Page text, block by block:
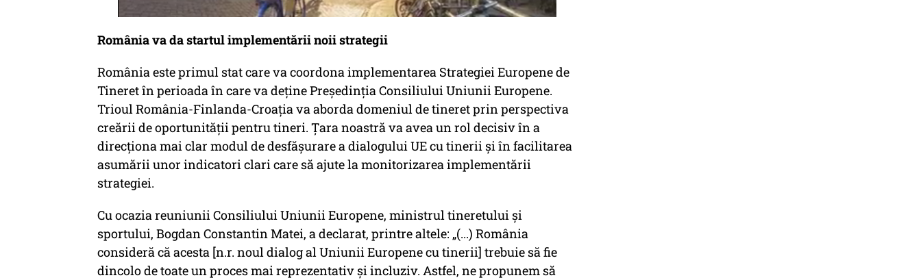
România va da startul implementării noii strategii
România este primul stat care va coordona implementarea Strategiei Europene de
Tineret în perioada în care va deține Președinția Consiliului Uniunii Europene.
Trioul România-Finlanda-Croația va aborda domeniul de tineret prin perspectiva
creării de oportunității pentru tineri. Țara noastră va avea un rol decisiv în a
direcționa mai clar modul de desfășurare a dialogului UE cu tinerii și în facilitarea
asumării unor indicatori clari care să ajute la monitorizarea implementării
strategiei.
Cu ocazia reuniunii Consiliului Uniunii Europene, ministrul tineretului și
sportului, Bogdan Constantin Matei, a declarat, printre altele: „(...) România
consideră că acesta [n.r. noul dialog al Uniunii Europene cu tinerii] trebuie să fie
dincolo de toate un proces mai reprezentativ și incluziv. Astfel, ne propunem să